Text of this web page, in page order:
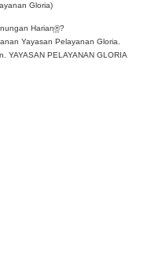
Gloria)
Harian®?
Yayasan Pelayanan Gloria.
YAYASAN PELAYANAN GLORIA